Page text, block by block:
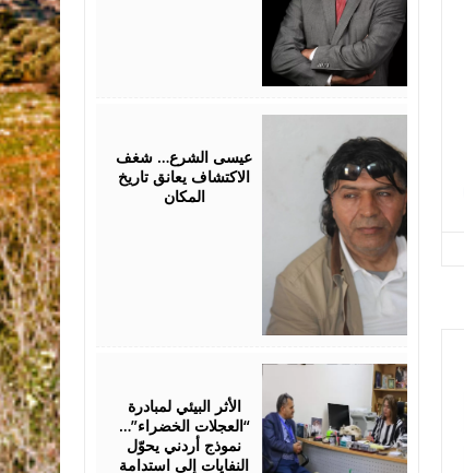
عيسى الشرع… شغف
الاكتشاف يعانق تاريخ
المكان
الأثر البيئي لمبادرة
“العجلات الخضراء”…
نموذج أردني يحوّل
النفايات إلى استدامة